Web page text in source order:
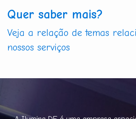
Quer saber mais?
Veja a relação de temas
nossos serviços